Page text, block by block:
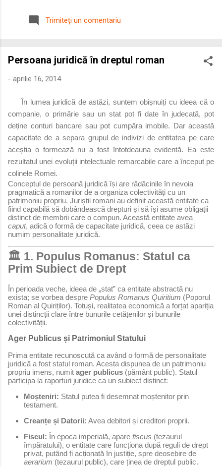
Într-o epocă în care prosperitatea excepțională a lumii romane
era susținută de o mobilitate socială dinamică și de o libertate
roman – în special a cetățenilor romani ( cives Romani ) în
precizie profunzimea și ritmul procesului de rom...
Trimiteți un comentariu
Persoana juridică în dreptul roman
- aprilie 16, 2014
În lumea juridică de astăzi, suntem obișnuiți cu ideea că o
companie, o primărie sau un stat pot fi date în judecată, pot
deține conturi bancare sau pot cumpăra imobile. Dar această
capacitate de a separa grupul de indivizi de entitatea pe care
aceștia o formează nu a fost întotdeauna evidentă. Ea este
rezultatul unei evoluții intelectuale remarcabile care a început pe
colinele Romei.
Conceptul de persoană juridică își are rădăcinile în nevoia
pragmatică a romanilor de a organiza colectivități cu un
patrimoniu propriu. Juriștii romani au definit această entitate ca
fiind capabilă să dobândească drepturi și să își asume obligații
distinct de membrii care o compun. Această entitate avea
caput, adică o formă de capacitate juridică, ceea ce astăzi
numim personalitate juridică.
🏛️ 1. Populus Romanus: Statul ca
Prim Subiect de Drept
În perioada veche, ideea de „stat” ca entitate abstractă nu
exista; se vorbea despre Populus Romanus Quiritium (Poporul
Roman al Quiriților). Totuși, realitatea economică a forțat apariția
unei distincții clare între bunurile cetățenilor și bunurile
colectivității.
Ager Publicus și Patrimoniul Statului
Prima entitate recunoscută ca având o formă de personalitate
juridică a fost statul roman. Acesta dispunea de un patrimoniu
propriu imens, numit ager publicus (pământ public). Statul
participa la raporturi juridice ca un subiect distinct:
Moșteniri: Statul putea fi desemnat moștenitor prin
testament.
Creanțe și Datorii: Avea debitori și creditori proprii.
Fiscul: În epoca imperială, apare fiscus (tezaurul
împăratului), o entitate care funcționa după reguli de drept
privat, putând fi acționată în justiție, spre deosebire de
aerarium (tezaurul public), care ținea de dreptul public.